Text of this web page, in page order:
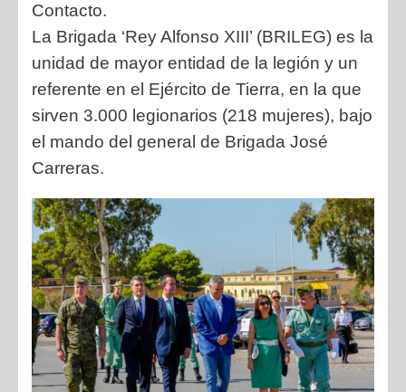
Contacto.
La Brigada ‘Rey Alfonso XIII’ (BRILEG) es la
unidad de mayor entidad de la legión y un
referente en el Ejército de Tierra, en la que
sirven 3.000 legionarios (218 mujeres), bajo
el mando del general de Brigada José
Carreras.